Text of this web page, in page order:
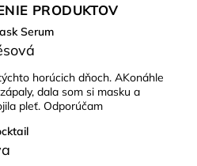
PRODUKTOV
Serum
horúcich dňoch. AKonáhle
dala som si masku a
pleť. Odporúčam